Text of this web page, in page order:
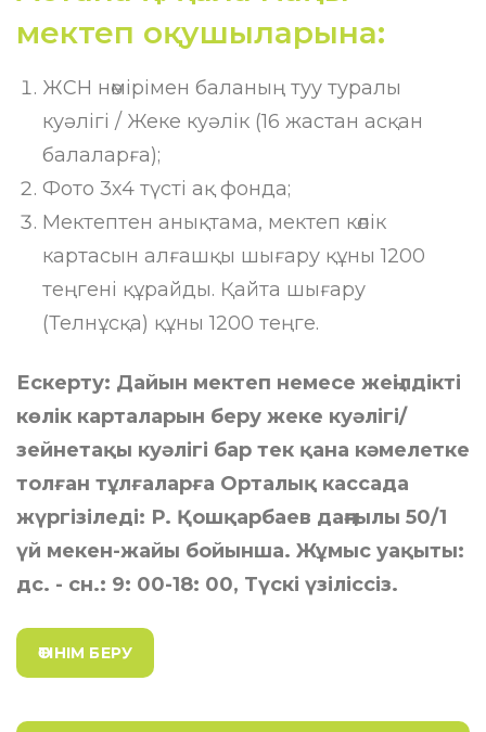
мектеп оқушыларына:
ЖСН нөмірімен баланың туу туралы
куәлігі / Жеке куәлік (16 жастан асқан
балаларға);
Фото 3х4 түсті ақ фонда;
Мектептен анықтама, мектеп көлік
картасын алғашқы шығару құны 1200
теңгені құрайды. Қайта шығару
(Телнұсқа) құны 1200 теңге.
Ескерту: Дайын мектеп немесе жеңілдікті
көлік карталарын беру жеке куәлігі/
зейнетақы куәлігі бар тек қана кәмелетке
толған тұлғаларға Орталық кассада
жүргізіледі: Р. Қошқарбаев даңғылы 50/1
үй мекен-жайы бойынша. Жұмыс уақыты:
дс. - сн.: 9: 00-18: 00, Түскі үзіліссіз.
ӨТІНІМ БЕРУ